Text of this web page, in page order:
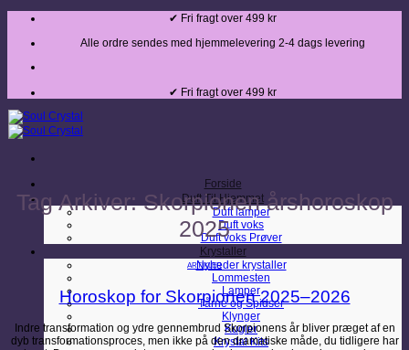
Fortsæt
indhold
✔ Fri fragt over 499 kr
Alle ordre sendes med hjemmelevering 2-4 dags levering
✔ Fri fragt over 499 kr
Forside
Duft Til Hjemmet
Duft lamper
Duft voks
Duft voks Prøver
Krystaller
Nyheder krystaller
Lommesten
Lamper
Tårne og Spidser
Klynger
Kugler
Krystal Kits
Tag Arkiver:Skorpionen årshoroskop
2025
ARTIKLER
Horoskop for Skorpionen 2025–2026
Indre transformation og ydre gennembrud Skorpionens år bliver præget af en
dyb transformationsproces, men ikke på den dramatiske måde, du tidligere har